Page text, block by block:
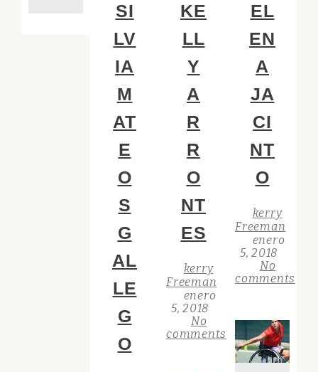
SI
LV
IA
M
AT
E
O
S
G
AL
LE
G
O
KE
LL
Y
A
R
R
O
NT
ES
kerry
Freeman
enero
5, 2018
No
comments
EL
EN
A
JA
CI
NT
O
kerry
Freeman
enero
5, 2018
No
comments